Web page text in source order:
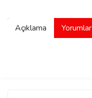
Açıklama Yorumlar